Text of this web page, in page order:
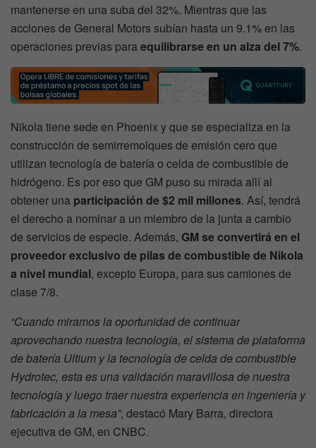
mantenerse en una suba del 32%. Mientras que las
acciones de General Motors subían hasta un 9.1% en las
operaciones previas paraequilibrarse en un alza del 7%.
Nikola tiene sede en Phoenix y que se especializa en la
construcción de semirremolques de emisión cero que
utilizan tecnología de batería o celda de combustible de
hidrógeno. Es por eso que GM puso su mirada allí al
obtener una participación de $2 mil millones. Así, tendrá
el derecho a nominar a un miembro de la junta a cambio
de servicios de especie. Además, GM se convertirá en el
proveedor exclusivo de pilas de combustible de Nikola
a nivel mundial, excepto Europa, para sus camiones de
clase 7/8.
“Cuando miramos la oportunidad de continuar
aprovechando nuestra tecnología, el sistema de plataforma
de batería Ultium y la tecnología de celda de combustible
Hydrotec, esta es una validación maravillosa de nuestra
tecnología y luego traer nuestra experiencia en ingeniería y
fabricación a la mesa”, destacó Mary Barra, directora
ejecutiva de GM, en CNBC.